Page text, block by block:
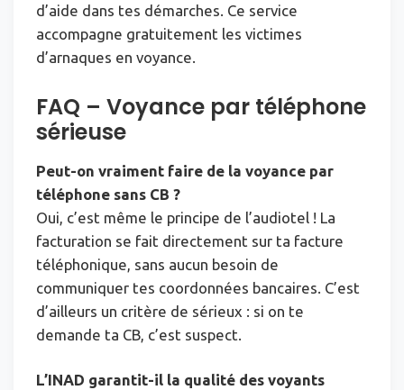
d’aide dans tes démarches. Ce service
accompagne gratuitement les victimes
d’arnaques en voyance.
FAQ – Voyance par téléphone
sérieuse
Peut-on vraiment faire de la voyance par
téléphone sans CB ?
Oui, c’est même le principe de l’audiotel ! La
facturation se fait directement sur ta facture
téléphonique, sans aucun besoin de
communiquer tes coordonnées bancaires. C’est
d’ailleurs un critère de sérieux : si on te
demande ta CB, c’est suspect.
L’INAD garantit-il la qualité des voyants